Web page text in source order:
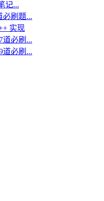
记...
必刷题...
实现
道必刷...
道必刷...